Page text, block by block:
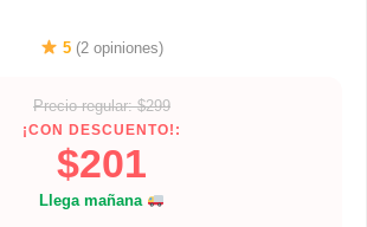
5 (2 opiniones)
Precio regular: $299
¡CON DESCUENTO!:
$201
Llega mañana